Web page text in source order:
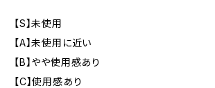
【S】未使用
【A】未使用に近い
【B】やや使用感あり
【C】使用感あり